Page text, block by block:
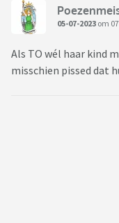
05-07-2023 om
Als TO wél haar kind
misschien pissed dat